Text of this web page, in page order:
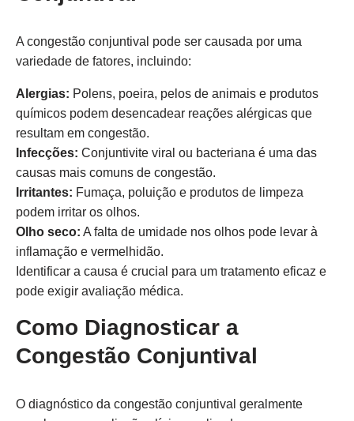
A congestão conjuntival pode ser causada por uma
variedade de fatores, incluindo:
Alergias: Polens, poeira, pelos de animais e produtos
químicos podem desencadear reações alérgicas que
resultam em congestão.
Infecções: Conjuntivite viral ou bacteriana é uma das
causas mais comuns de congestão.
Irritantes: Fumaça, poluição e produtos de limpeza
podem irritar os olhos.
Olho seco: A falta de umidade nos olhos pode levar à
inflamação e vermelhidão.
Identificar a causa é crucial para um tratamento eficaz e
pode exigir avaliação médica.
Como Diagnosticar a
Congestão Conjuntival
O diagnóstico da congestão conjuntival geralmente